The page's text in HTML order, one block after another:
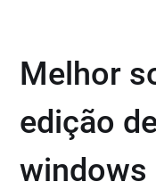
Melhor
edição
windows